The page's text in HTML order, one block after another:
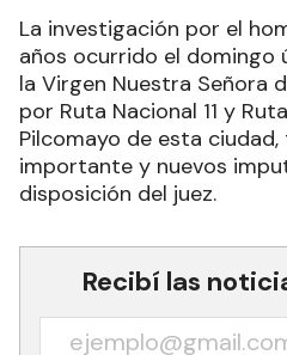
La investigación por el
años ocurrido el domingo
la Virgen Nuestra Señora
por Ruta Nacional 11 y
Pilcomayo de esta
importante y nuevos
disposición del juez.
Recibí las